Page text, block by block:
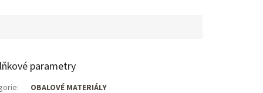
parametry
:
OBALOVÉ MATERIÁLY